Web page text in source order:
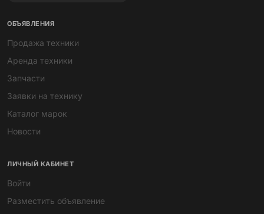
ОБЪЯВЛЕНИЯ
Продажа техники
Аренда техники
Запчасти
Заявки на технику
Каталог марок
Новости
ЛИЧНЫЙ КАБИНЕТ
Войти
Разместить объявление